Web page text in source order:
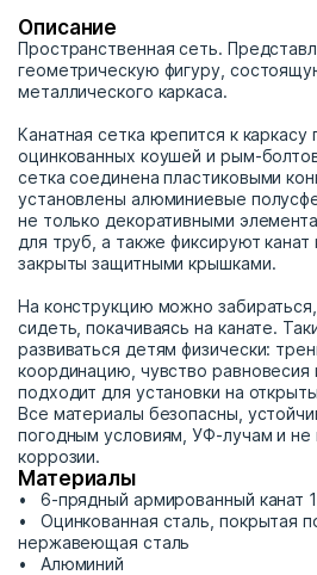
Описание
Пространственная сеть.
геометрическую фигуру,
металлического каркаса.
Канатная сетка крепится к
оцинкованных коушей и рым-
сетка соединена пластиковыми
установлены алюминиевые
не только декоративными
для труб, а также фиксируют канат
закрыты защитными крышками.
На конструкцию можно забираться,
сидеть, покачиваясь на канате.
развиваться детям физически:
координацию, чувство равновесия
подходит для установки на
Все материалы безопасны,
погодным условиям, УФ-лучам и
коррозии.
Материалы
6-прядный армированный канат
Оцинкованная сталь, покрытая
нержавеющая сталь
Алюминий